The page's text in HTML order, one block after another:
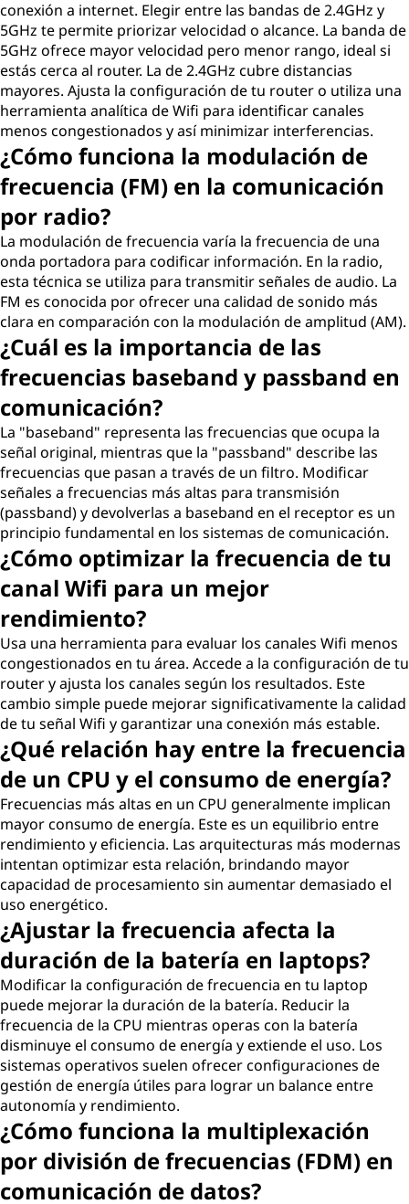
conexión a internet. Elegir entre las bandas de 2.4GHz y
5GHz te permite priorizar velocidad o alcance. La banda de
5GHz ofrece mayor velocidad pero menor rango, ideal si
estás cerca al router. La de 2.4GHz cubre distancias
mayores. Ajusta la configuración de tu router o utiliza una
herramienta analítica de Wifi para identificar canales
menos congestionados y así minimizar interferencias.
¿Cómo funciona la modulación de
frecuencia (FM) en la comunicación
por radio?
La modulación de frecuencia varía la frecuencia de una
onda portadora para codificar información. En la radio,
esta técnica se utiliza para transmitir señales de audio. La
FM es conocida por ofrecer una calidad de sonido más
clara en comparación con la modulación de amplitud (AM).
¿Cuál es la importancia de las
frecuencias baseband y passband en
comunicación?
La "baseband" representa las frecuencias que ocupa la
señal original, mientras que la "passband" describe las
frecuencias que pasan a través de un filtro. Modificar
señales a frecuencias más altas para transmisión
(passband) y devolverlas a baseband en el receptor es un
principio fundamental en los sistemas de comunicación.
¿Cómo optimizar la frecuencia de tu
canal Wifi para un mejor
rendimiento?
Usa una herramienta para evaluar los canales Wifi menos
congestionados en tu área. Accede a la configuración de tu
router y ajusta los canales según los resultados. Este
cambio simple puede mejorar significativamente la calidad
de tu señal Wifi y garantizar una conexión más estable.
¿Qué relación hay entre la frecuencia
de un CPU y el consumo de energía?
Frecuencias más altas en un CPU generalmente implican
mayor consumo de energía. Este es un equilibrio entre
rendimiento y eficiencia. Las arquitecturas más modernas
intentan optimizar esta relación, brindando mayor
capacidad de procesamiento sin aumentar demasiado el
uso energético.
¿Ajustar la frecuencia afecta la
duración de la batería en laptops?
Modificar la configuración de frecuencia en tu laptop
puede mejorar la duración de la batería. Reducir la
frecuencia de la CPU mientras operas con la batería
disminuye el consumo de energía y extiende el uso. Los
sistemas operativos suelen ofrecer configuraciones de
gestión de energía útiles para lograr un balance entre
autonomía y rendimiento.
¿Cómo funciona la multiplexación
por división de frecuencias (FDM) en
comunicación de datos?